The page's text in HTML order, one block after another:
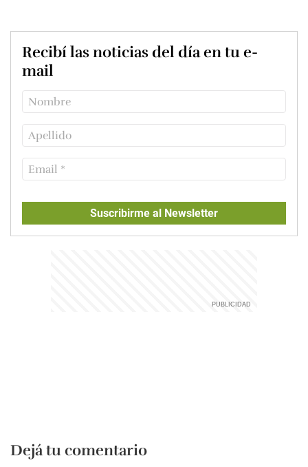
Recibí las noticias del día en tu e-
mail
Suscribirme al Newsletter
Dejá tu comentario